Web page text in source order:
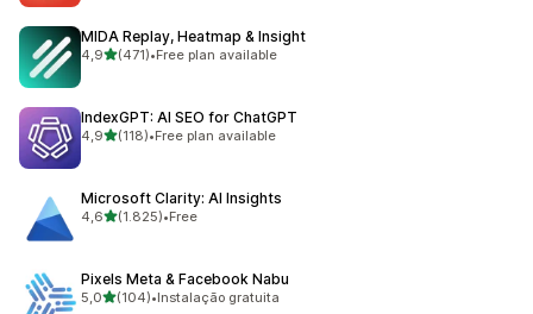
MIDA Replay, Heatmap & Insight
4,9de 5 estrelas
(471)
471 total de avaliações
•Free plan available
IndexGPT: AI SEO for ChatGPT
4,9de 5 estrelas
(118)
118 total de avaliações
•Free plan available
Microsoft Clarity: AI Insights
4,6de 5 estrelas
(1.825)
1825 total de avaliações
•Free
Pixels Meta & Facebook Nabu
5,0de 5 estrelas
(104)
104 total de avaliações
•Instalação gratuita